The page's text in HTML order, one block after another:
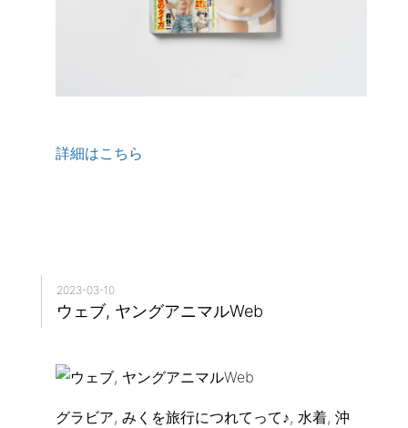
詳細はこちら
2023-03-10
ウェブ, ヤングアニマルWeb
グラビア, みくを旅行につれてって♪, 水着, 沖